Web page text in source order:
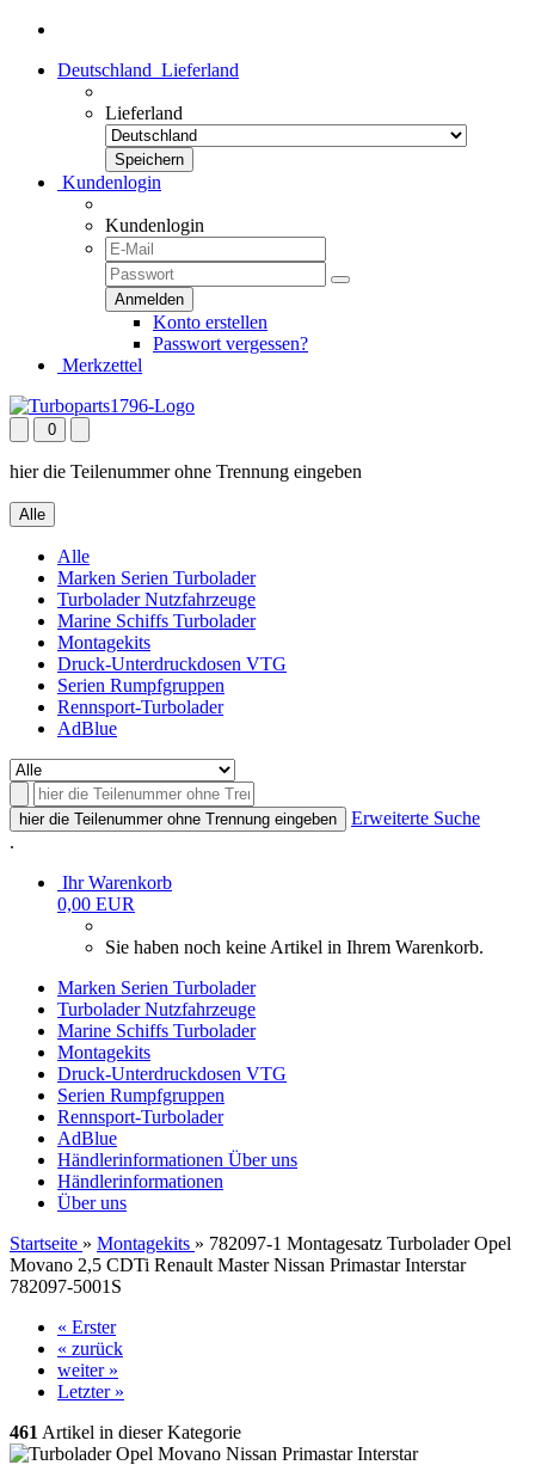
Deutschland Lieferland
Lieferland
Kundenlogin
Kundenlogin
Konto erstellen
Passwort vergessen?
Merkzettel
0
hier die Teilenummer ohne Trennung eingeben
Alle
Alle
Marken Serien Turbolader
Turbolader Nutzfahrzeuge
Marine Schiffs Turbolader
Montagekits
Druck-Unterdruckdosen VTG
Serien Rumpfgruppen
Rennsport-Turbolader
AdBlue
hier die Teilenummer ohne Trennung eingeben
Erweiterte Suche
.
Ihr Warenkorb
0,00 EUR
Sie haben noch keine Artikel in Ihrem Warenkorb.
Marken Serien Turbolader
Turbolader Nutzfahrzeuge
Marine Schiffs Turbolader
Montagekits
Druck-Unterdruckdosen VTG
Serien Rumpfgruppen
Rennsport-Turbolader
AdBlue
Händlerinformationen Über uns
Händlerinformationen
Über uns
Startseite » Montagekits » 782097-1 Montagesatz Turbolader Opel
Movano 2,5 CDTi Renault Master Nissan Primastar Interstar
782097-5001S
« Erster
« zurück
weiter »
Letzter »
461 Artikel in dieser Kategorie